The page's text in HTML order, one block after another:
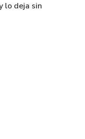
lo deja sin